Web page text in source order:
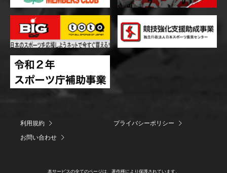
利用規約
プライバシーポリシー
お問い合わせ
本サービスの全てのページは、著作権により保護されています。